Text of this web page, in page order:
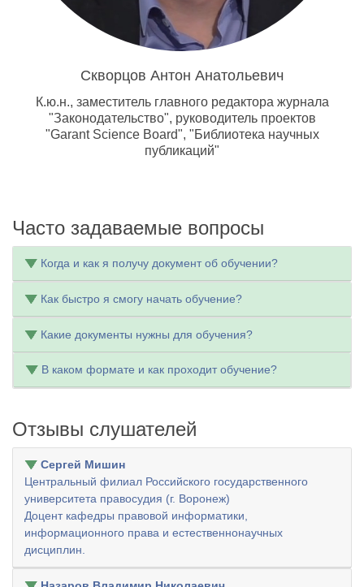
Скворцов Антон Анатольевич
К.ю.н., заместитель главного редактора журнала
"Законодательство", руководитель проектов
"Garant Science Board", "Библиотека научных
публикаций"
Часто задаваемые вопросы
Когда и как я получу документ об обучении?
Как быстро я смогу начать обучение?
Какие документы нужны для обучения?
В каком формате и как проходит обучение?
Отзывы слушателей
Сергей Мишин
Центральный филиал Российского государственного
университета правосудия (г. Воронеж)
Доцент кафедры правовой информатики,
информационного права и естественнонаучных
дисциплин.